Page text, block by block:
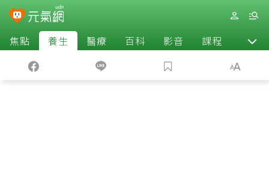
焦點 養生 醫療 百科 影音 課程 退休